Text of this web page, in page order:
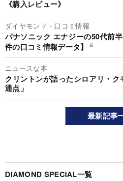
《購入レビュー》
ダイヤモンド・口コミ情報
パナソニック エナジーの50代前
件の口コミ情報データ】
ニュースな本
クリントンが語ったシロアリ・
通点」
最新記事
DIAMOND SPECIAL一覧